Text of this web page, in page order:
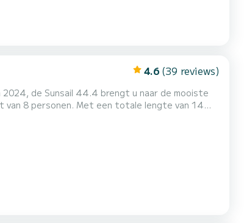
4.6 (39 reviews)
de Sunsail 44.4 brengt u naar de mooiste
in de omgeving van Deze Sunsail